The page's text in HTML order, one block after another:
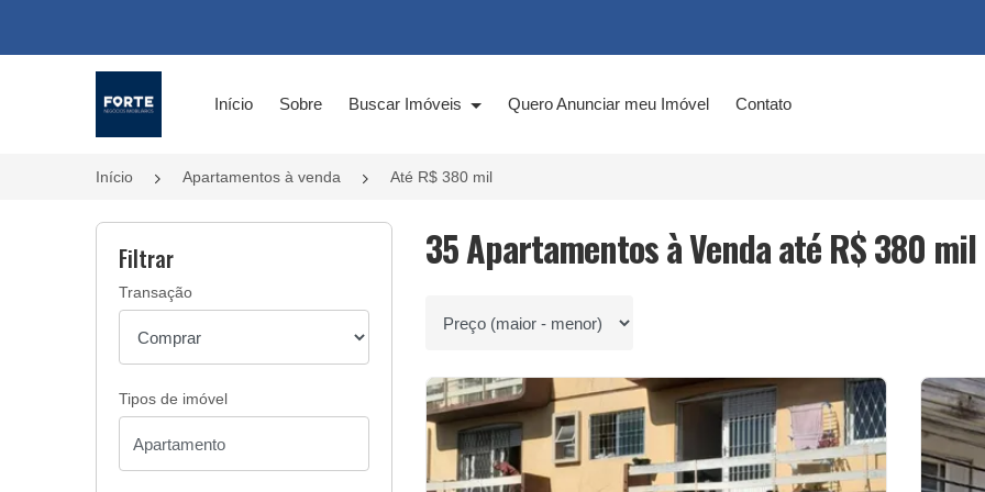
Início Sobre Buscar Imóveis Quero Anunciar meu Imóvel Contato
Início Apartamentos à venda Até R$ 380 mil
Filtrar
Transação
Tipos de imóvel
35 Apartamentos à Venda até R$ 380 mil
Ordenar por